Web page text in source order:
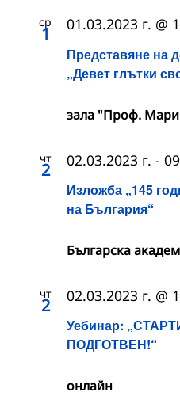
ср
1
Представяне на
„Девет глътки
01.03.2023 г. @
зала "Проф.
чт
2
Изложба „145
на България“
02.03.2023 г. -
Българска
чт
2
Уебинар:
ПОДГОТВЕН!“
02.03.2023 г. @
онлайн